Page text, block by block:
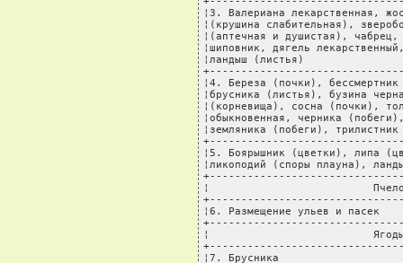
¦3. Валериана лекарственная,
¦(крушина слабительная),
¦(аптечная и душистая),
¦шиповник, дягель
¦ландыш (листья)
¦4. Береза (почки),
¦брусника (листья), бузина
¦(корневища), сосна
¦обыкновенная, черника
¦земляника (побеги),
¦5. Боярышник (цветки), липа
¦ликоподий (споры
¦
¦6. Размещение ульев и
¦
¦7. Брусника